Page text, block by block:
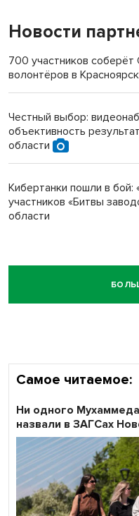
Новости
700 участников
волонтёров в
Честный выбор:
объективность
области
Кибертанки пошли в бой:
участников «Битвы
области
Самое читаемое:
Ни одного
назвали в ЗАГСах